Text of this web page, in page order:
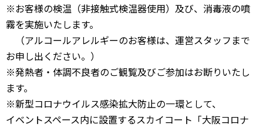
※お客様の検温（非接触式検温器使用）及び、消毒液の噴
霧を実施いたします。
（アルコールアレルギーのお客様は、運営スタッフまで
お申し出ください。）
※発熱者・体調不良者のご観覧及びご参加はお断りいたし
ます。
※新型コロナウイルス感染拡大防止の一環として、
イベントスペース内に設置するスカイコート「大阪コロナ